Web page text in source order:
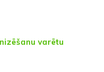
varētu